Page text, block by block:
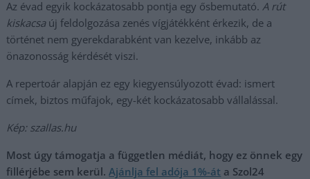
Az évad egyik kockázatosabb pontja egy ősbemutató.A rút
kiskacsaúj feldolgozása zenés vígjátékként érkezik, de a
történet nem gyerekdarabként van kezelve, inkább az
önazonosság kérdését viszi.
A repertoár alapján ez egy kiegyensúlyozott évad: ismert
címek, biztos műfajok, egy-két kockázatosabb vállalással.
Kép: szallas.hu
Most úgy támogatja a független médiát, hogy ez önnek egy
fillérjébe sem kerül.Ajánlja fel adója 1%-át a Szol24